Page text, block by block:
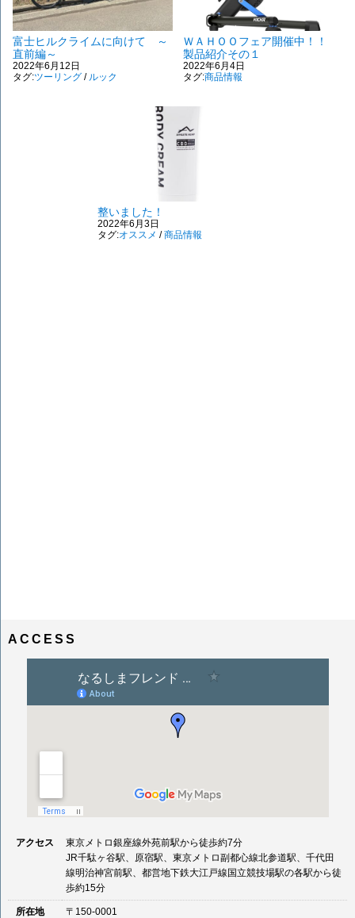
富士ヒルクライムに向けて ～
直前編～
2022年6月12日
タグ:ツーリング/ ルック
ＷＡＨＯＯフェア開催中！！
製品紹介その１
2022年6月4日
タグ:商品情報
整いました！
2022年6月3日
タグ:オススメ /商品情報
ACCESS
アクセス
東京メトロ銀座線外苑前駅から徒歩約7分
JR千駄ヶ谷駅、原宿駅、東京メトロ副都心線北参道駅、千代田
線明治神宮前駅、都営地下鉄大江戸線国立競技場駅の各駅から徒
歩約15分
所在地
〒150-0001